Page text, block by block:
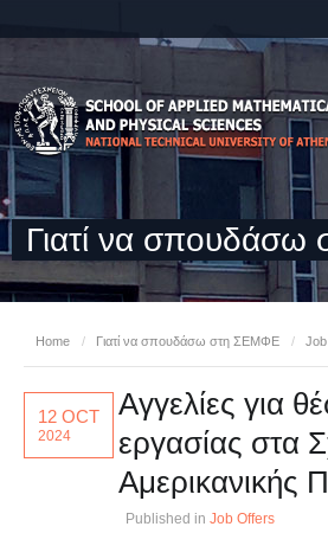
Γιατί να
Home / Γιατί να σπουδάσω στη ΣΕΜΦΕ /
12 OCT
2024
Αγγελίες για
εργασίας στα
Αμερικανικής
Published in Job Offers